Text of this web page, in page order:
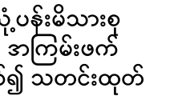
န်းမိသားစု
အကြမ်းဖက်
၍ သတင်းထုတ်